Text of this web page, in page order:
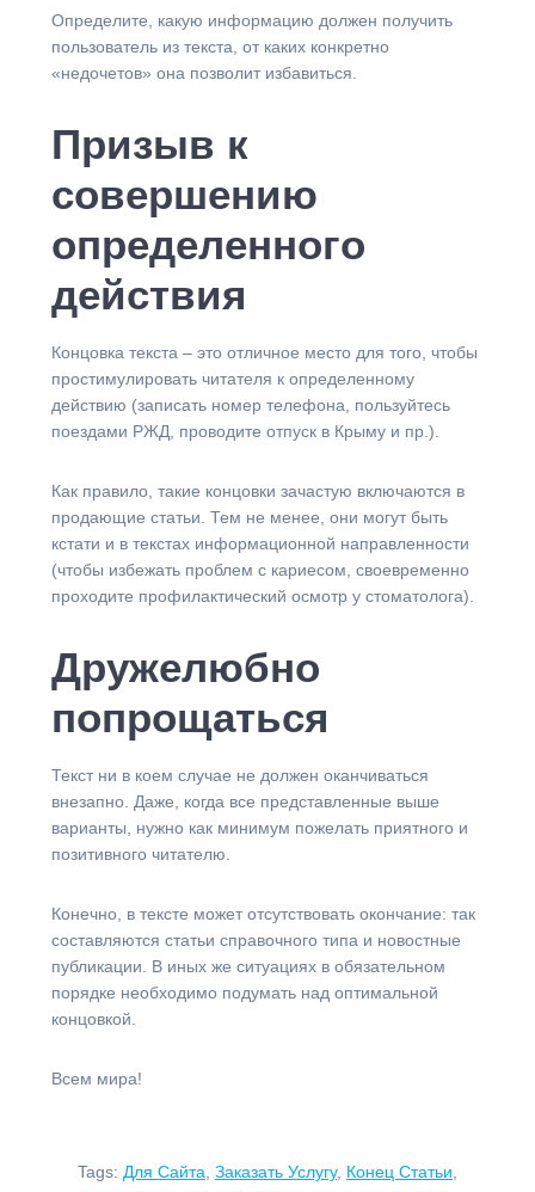
Определите, какую информацию должен получить
пользователь из текста, от каких конкретно
«недочетов» она позволит избавиться.
Призыв к
совершению
определенного
действия
Концовка текста – это отличное место для того, чтобы
простимулировать читателя к определенному
действию (записать номер телефона, пользуйтесь
поездами РЖД, проводите отпуск в Крыму и пр.).
Как правило, такие концовки зачастую включаются в
продающие статьи. Тем не менее, они могут быть
кстати и в текстах информационной направленности
(чтобы избежать проблем с кариесом, своевременно
проходите профилактический осмотр у стоматолога).
Дружелюбно
попрощаться
Текст ни в коем случае не должен оканчиваться
внезапно. Даже, когда все представленные выше
варианты, нужно как минимум пожелать приятного и
позитивного читателю.
Конечно, в тексте может отсутствовать окончание: так
составляются статьи справочного типа и новостные
публикации. В иных же ситуациях в обязательном
порядке необходимо подумать над оптимальной
концовкой.
Всем мира!
Tags: Для Сайта, Заказать Услугу, Конец Статьи,